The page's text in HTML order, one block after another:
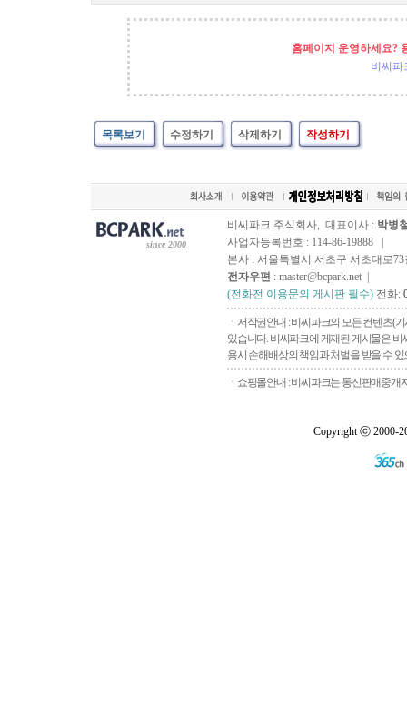
홈페이지 운영하세요?
비씨파
목록보기 수정하기 삭제하기 작성하기
since 2000
비씨파크 주식회사, 대표이사 : 박병
사업자등록번호 : 114-86-19888 |
본사 : 서울특별시 서초구 서초대로73
전자우편 : master@bcpark.net |
(전화전 이용문의 게시판 필수) 전화:
ㆍ저작권안내 : 비씨파크의 모든 컨텐츠(
있습니다. 비씨파크에 게재된 게시물은
용시 손해배상의 책임과 처벌을 받을 수
ㆍ쇼핑몰안내 : 비씨파크는 통신판매중개
Copyright ⓒ 2000-